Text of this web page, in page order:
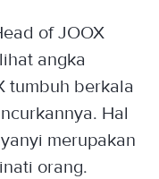
of JOOX
angka
tumbuh berkala
Hal
merupakan
orang.